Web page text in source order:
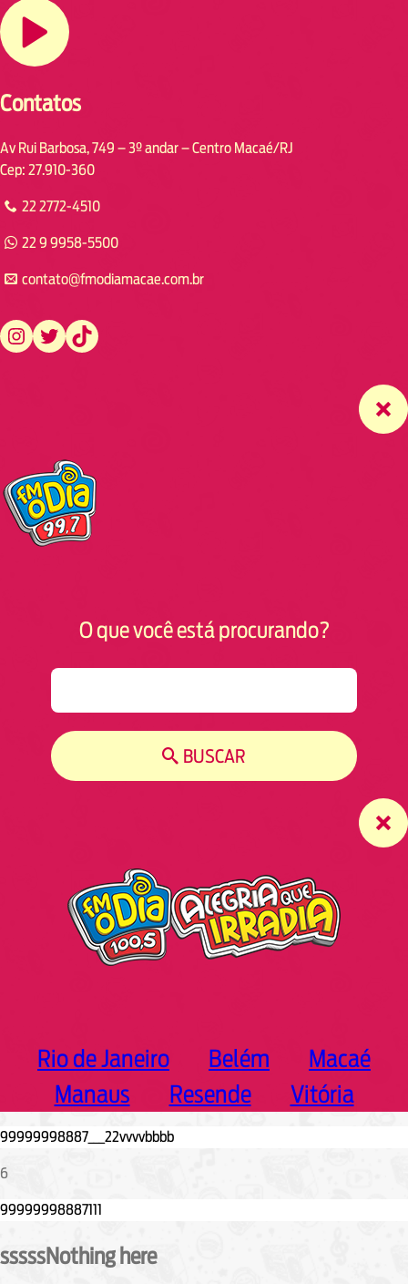
Contatos
Av Rui Barbosa, 749 – 3º andar – Centro Macaé/RJ
Cep: 27.910-360
22 2772-4510
22 9 9958-5500
contato@fmodiamacae.com.br
https://www.instagram.com/fmodia.macae/ https://twitter.com/fmodia.macae/ https://www.tiktok.com/@fmodia.macae
O que você está procurando?
BUSCAR
Rio de Janeiro Belém
Macaé
Manaus
Resende Vitória
6
sssssNothing here